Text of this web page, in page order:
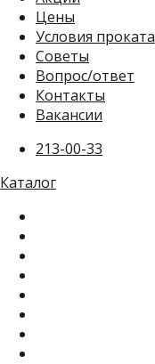
Цены
Условия проката
Советы
Вопрос/ответ
Контакты
Вакансии
213-00-33
Каталог